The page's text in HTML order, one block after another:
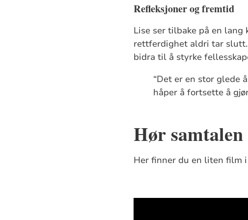
Refleksjoner og fremtid
Lise ser tilbake på en
rettferdighet aldri tar
bidra til å styrke
“Det er en stor glede
håper å fortsette å
Hør
Her finner du en liten film